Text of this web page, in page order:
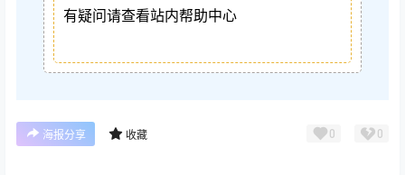
有疑问请查看站内帮助中心
海报分享 收藏 0 0